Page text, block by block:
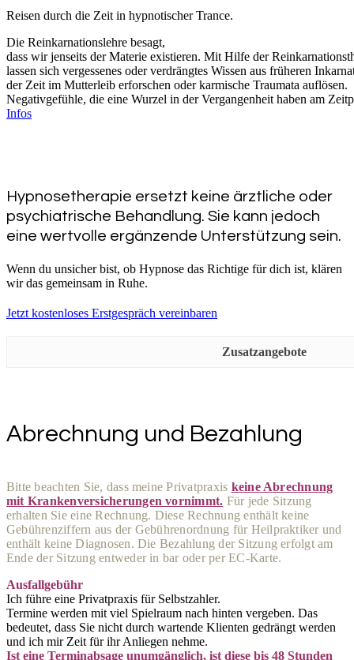
Reisen durch die Zeit in hypnotischer Trance.
Die Reinkarnationslehre besagt,
dass wir jenseits der Materie existieren. Mit Hilfe der
lassen sich vergessenes oder verdrängtes Wissen aus früheren
der Zeit im Mutterleib erforschen oder karmische Traumata auflösen.
Negativgefühle, die eine Wurzel in der Vergangenheit haben am
Infos
Hypnosetherapie ersetzt keine ärztliche oder
psychiatrische Behandlung. Sie kann jedoch
eine wertvolle ergänzende Unterstützung sein.
Wenn du unsicher bist, ob Hypnose das Richtige für dich ist, klären
wir das gemeinsam in Ruhe.
Jetzt kostenloses Erstgespräch vereinbaren
Zusatzangebote
Abrechnung und Bezahlung
Bitte beachten Sie, dass meine Privatpraxis keine Abrechnung
mit Krankenversicherungen vornimmt. Für jede Sitzung
erhalten Sie eine Rechnung. Diese Rechnung enthält keine
Gebührenziffern aus der Gebührenordnung für Heilpraktiker und
enthält keine Diagnosen. Die Bezahlung der Sitzung erfolgt am
Ende der Sitzung entweder in bar oder per EC-Karte.
Ausfallgebühr
Ich führe eine Privatpraxis für Selbstzahler.
Termine werden mit viel Spielraum nach hinten vergeben. Das
bedeutet, dass Sie nicht durch wartende Klienten gedrängt werden
und ich mir Zeit für ihr Anliegen nehme.
Ist eine Terminabsage unumgänglich, ist diese bis 48 Stunden